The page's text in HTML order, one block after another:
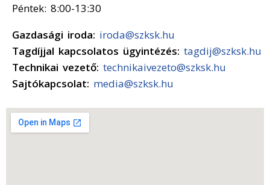
Péntek: 8:00-13:30
Gazdasági iroda: iroda@szksk.hu
Tagdíjjal kapcsolatos ügyintézés: tagdij@szksk.hu
Technikai vezető: technikaivezeto@szksk.hu
Sajtókapcsolat: media@szksk.hu